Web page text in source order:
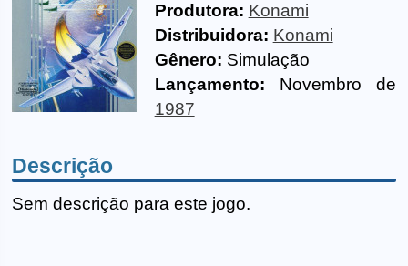
Produtora: Konami
Distribuidora: Konami
Gênero: Simulação
Lançamento: Novembro de
1987
Descrição
Sem descrição para este jogo.